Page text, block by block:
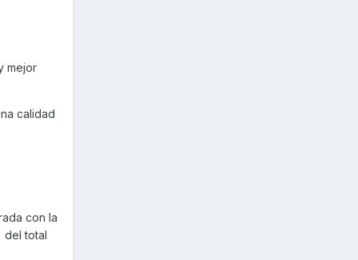
mejor
calidad
con la
del total